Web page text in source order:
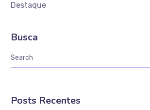
Destaque
Busca
Posts Recentes